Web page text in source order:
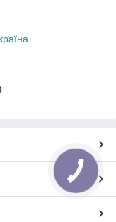
КНОПКА
ЗВ'ЯЗКУ